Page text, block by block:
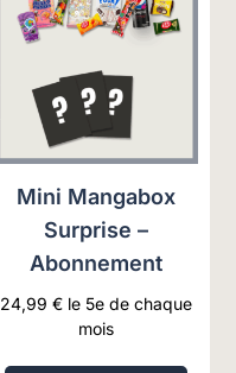
Mini Mangabox
Surprise –
Abonnement
24,99 € le 5e de chaque
mois